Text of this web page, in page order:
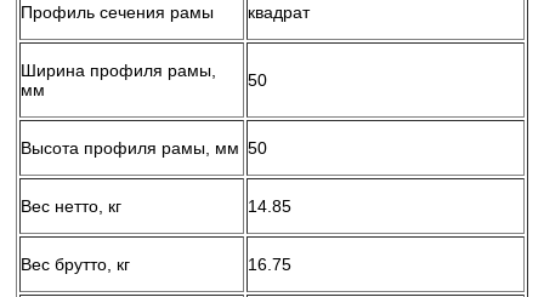
Профиль сечения рамы квадрат
Ширина профиля рамы,
мм
50
Высота профиля рамы, мм 50
Вес нетто, кг 14.85
Вес брутто, кг 16.75